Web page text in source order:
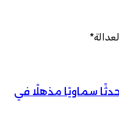
سماويًا مذهلًا في